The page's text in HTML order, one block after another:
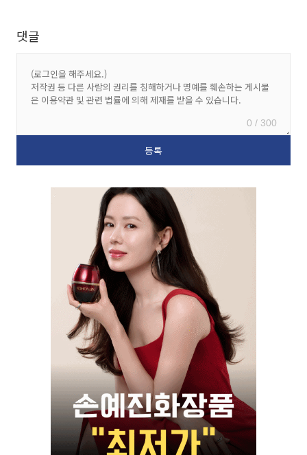
댓글
0 / 300